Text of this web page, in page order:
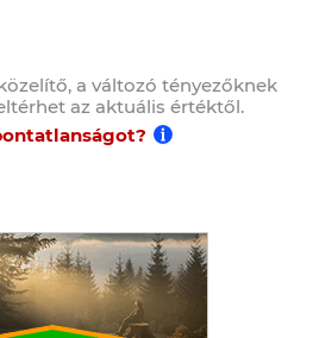
a változó tényezőknek
az aktuális értéktől.